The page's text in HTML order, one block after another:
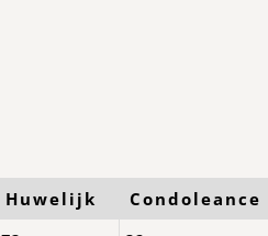
Huwelijk Condoleance